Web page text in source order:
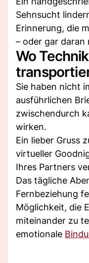
Sehnsucht
Erinnerung, die
– oder gar daran
Wo
Sie haben nicht
ausführlichen
zwischendurch
wirken.
Ein lieber Gruss
virtueller
Ihres Partners
Das tägliche
Fernbeziehung
Möglichkeit, die
miteinander zu
emotionale